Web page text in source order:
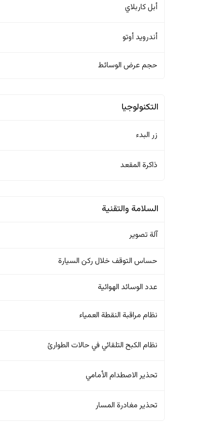
أبل كاربلاي
أندرويد أوتو
حجم عرض الوسائط
التكنولوجيا
زر البدء
ذاكرة المقعد
السلامة والتقنية
آلة تصوير
حساس التوقف خلال ركن السيارة
عدد الوسائد الهوائية
نظام مراقبة النقطة العمياء
نظام الكبح التلقائي في حالات الطوارئ
تحذير الاصطدام الأمامي
تحذير مغادرة المسار